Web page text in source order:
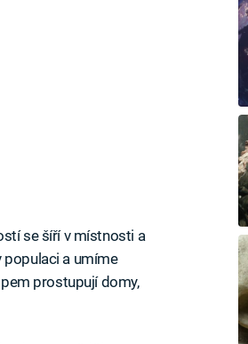
se šíří v místnosti a
populaci a umíme
prostupují domy,